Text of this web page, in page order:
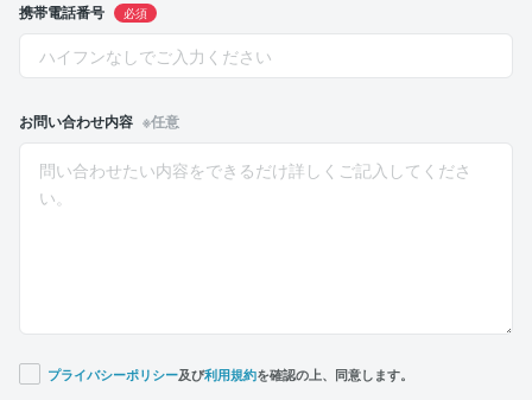
携帯電話番号 必須
お問い合わせ内容 ※任意
プライバシーポリシー及び利用規約を確認の上、同意します。